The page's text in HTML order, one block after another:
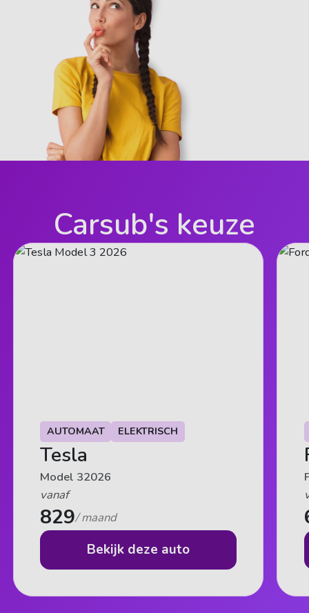
Carsub's keuze
AUTOMAAT ELEKTRISCH
Tesla
Model 32026
vanaf
829/ maand
Bekijk deze auto
AUTOMAAT ELEKTRISCH
Alfa Romeo
Junior
vanaf
695/ maand
Bekijk deze auto